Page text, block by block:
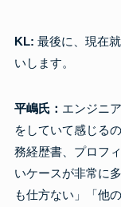
KL: 最後に、現在
いします。
平嶋氏： エンジニ
をしていて感じる
務経歴書、プロフ
いケースが非常に
も仕方ない」「他